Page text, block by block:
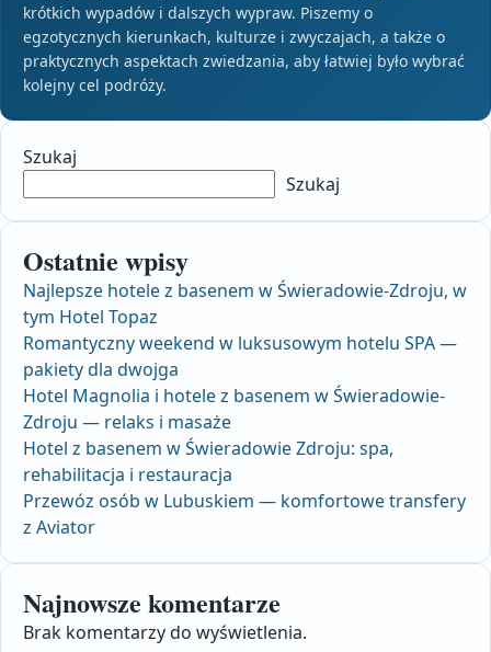
krótkich wypadów i dalszych wypraw. Piszemy o
egzotycznych kierunkach, kulturze i zwyczajach, a także o
praktycznych aspektach zwiedzania, aby łatwiej było wybrać
kolejny cel podróży.
Szukaj
Szukaj
Ostatnie wpisy
Najlepsze hotele z basenem w Świeradowie-Zdroju, w
tym Hotel Topaz
Romantyczny weekend w luksusowym hotelu SPA —
pakiety dla dwojga
Hotel Magnolia i hotele z basenem w Świeradowie-
Zdroju — relaks i masaże
Hotel z basenem w Świeradowie Zdroju: spa,
rehabilitacja i restauracja
Przewóz osób w Lubuskiem — komfortowe transfery
z Aviator
Najnowsze komentarze
Brak komentarzy do wyświetlenia.